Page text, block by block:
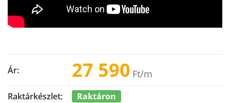
Ár: 27 590 Ft/m
Raktárkészlet: Raktáron